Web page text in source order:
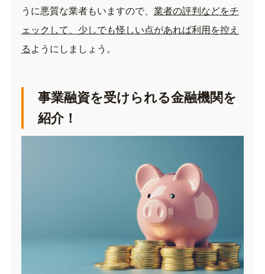
うに悪質な業者もいますので、 業者の評判などをチ
ェックして、少しでも怪しい点があれば利用を控え
る ようにしましょう。
事業融資を受けられる金融機関を
紹介！